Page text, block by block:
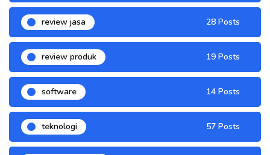
review jasa 28 Posts
review produk 19 Posts
software 14 Posts
teknologi 57 Posts